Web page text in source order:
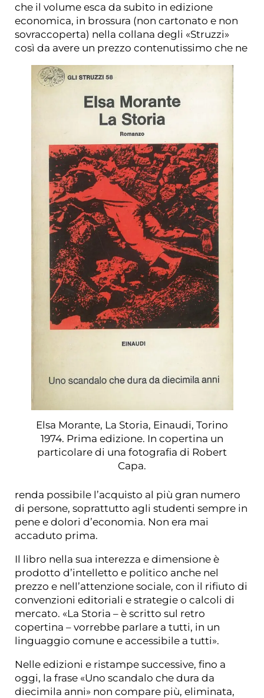
che il volume esca da subito in edizione
economica, in brossura (non cartonato e non
sovraccoperta) nella collana degli «Struzzi»
così da avere un prezzo contenutissimo che ne
Elsa Morante, La Storia, Einaudi, Torino
1974. Prima edizione. In copertina un
particolare di una fotografia di Robert
Capa.
renda possibile l’acquisto al più gran numero
di persone, soprattutto agli studenti sempre in
pene e dolori d’economia. Non era mai
accaduto prima.
Il libro nella sua interezza e dimensione è
prodotto d’intelletto e politico anche nel
prezzo e nell’attenzione sociale, con il rifiuto di
convenzioni editoriali e strategie o calcoli di
mercato. «La Storia – è scritto sul retro
copertina – vorrebbe parlare a tutti, in un
linguaggio comune e accessibile a tutti».
Nelle edizioni e ristampe successive, fino a
oggi, la frase «Uno scandalo che dura da
diecimila anni» non compare più, eliminata,